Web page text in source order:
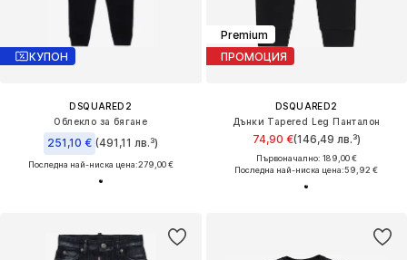
КУПОН
DSQUARED2
Облекло за бягане
251,10 € (491,11 лв.³)
Последна най-ниска цена:279,00 €
Premium
ПРОМОЦИЯ
DSQUARED2
Дънки Tapered Leg Панталон
74,90 €(146,49 лв.³)
Първоначално: 189,00 €
Последна най-ниска цена:59,92 €